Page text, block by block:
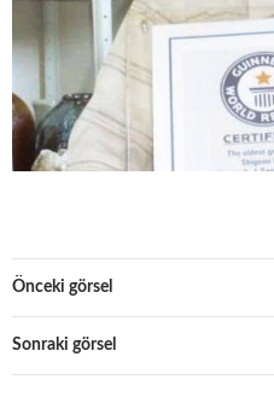
Önceki görsel
Sonraki görsel